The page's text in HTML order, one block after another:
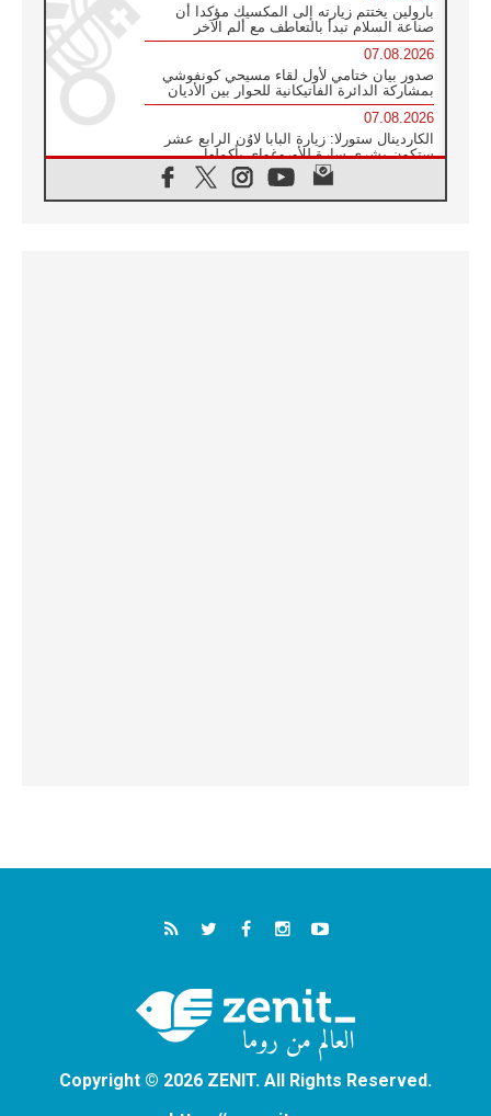
بارولين يختتم زيارته إلى المكسيك مؤكدا أن
صناعة السلام تبدأ بالتعاطف مع ألم الآخر
07.08.2026
صدور بيان ختامي لأول لقاء مسيحي كونفوشي
بمشاركة الدائرة الفاتيكانية للحوار بين الأديان
07.08.2026
الكاردينال ستورلا: زيارة البابا لاوُن الرابع عشر
ستكون بشرى سارة للأوروغواي بأكملها
الفاتيكان يعلن برنامج الزيارة الرسولية للبابا لاوُن
Copyright © 2026 ZENIT. All Rights Reserved.